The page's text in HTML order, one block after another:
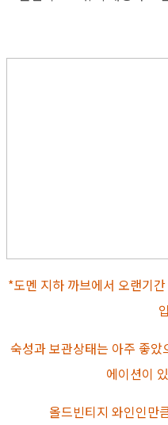
*도멘 지하 까브에서 오랜기
숙성과 보관상태는 아주 좋
에이션이
올드빈티지 와인인만